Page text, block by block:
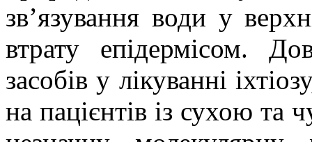
зв’язування води у
втрату епідермісом.
засобів у лікуванні
на пацієнтів із сухою